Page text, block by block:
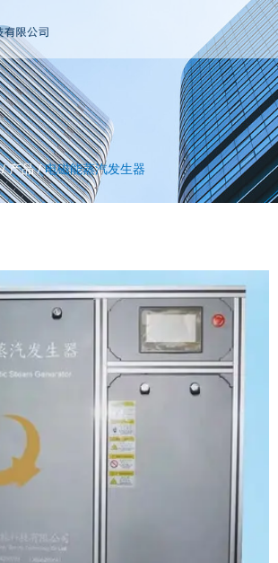
/产品 /电磁能蒸汽发生器